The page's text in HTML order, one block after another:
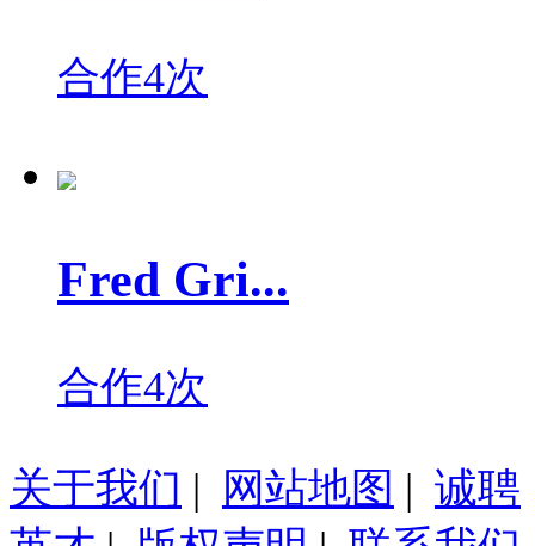
合作4次
Fred Gri...
合作4次
关于我们 | 网站地图 | 诚聘